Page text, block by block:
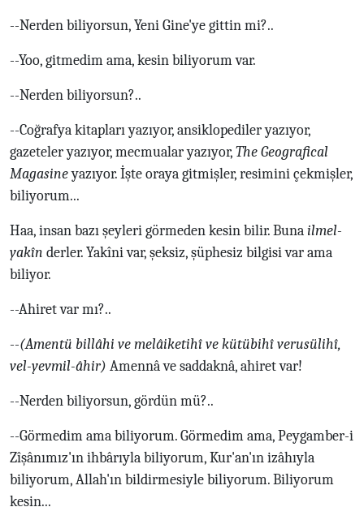
--Nerden biliyorsun, Yeni Gine'ye gittin mi?..
--Yoo, gitmedim ama, kesin biliyorum var.
--Nerden biliyorsun?..
--Coğrafya kitapları yazıyor, ansiklopediler yazıyor,
gazeteler yazıyor, mecmualar yazıyor,The Geografical
Magasineyazıyor. İşte oraya gitmişler, resimini çekmişler,
biliyorum...
Haa, insan bazı şeyleri görmeden kesin bilir. Bunailmel-
yakîn derler. Yakîni var, şeksiz, şüphesiz bilgisi var ama
biliyor.
--Ahiret var mı?..
--(Amentü billâhi ve melâiketihî ve kütübihî verusülihî,
vel-yevmil-âhir) Amennâ ve saddaknâ, ahiret var!
--Nerden biliyorsun, gördün mü?..
--Görmedim ama biliyorum. Görmedim ama, Peygamber-i
Zîşânımız'ın ihbârıyla biliyorum, Kur'an'ın izâhıyla
biliyorum, Allah'ın bildirmesiyle biliyorum. Biliyorum
kesin...